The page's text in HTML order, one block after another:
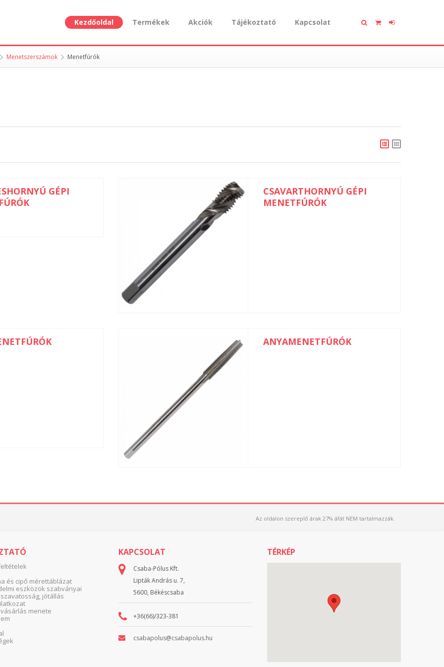
Kezdőoldal Termékek Akciók Tájékoztató Kapcsolat
Menetszerszámok Menetfúrók
GÉPI
CSAVARTHORNYÚ GÉPI
MENETFÚRÓK
ANYAMENETFÚRÓK
Az oldalon szereplő árak 27% áfát NEM tartalmazzák.
és cipő mérettáblázat
eszközök szabványai
jótállás
vásárlás menete
KAPCSOLAT
Csaba-Pólus Kft.
Lipták András u. 7,
5600, Békéscsaba
+36(66)/323-381
csabapolus@csabapolus.hu
TÉRKÉP